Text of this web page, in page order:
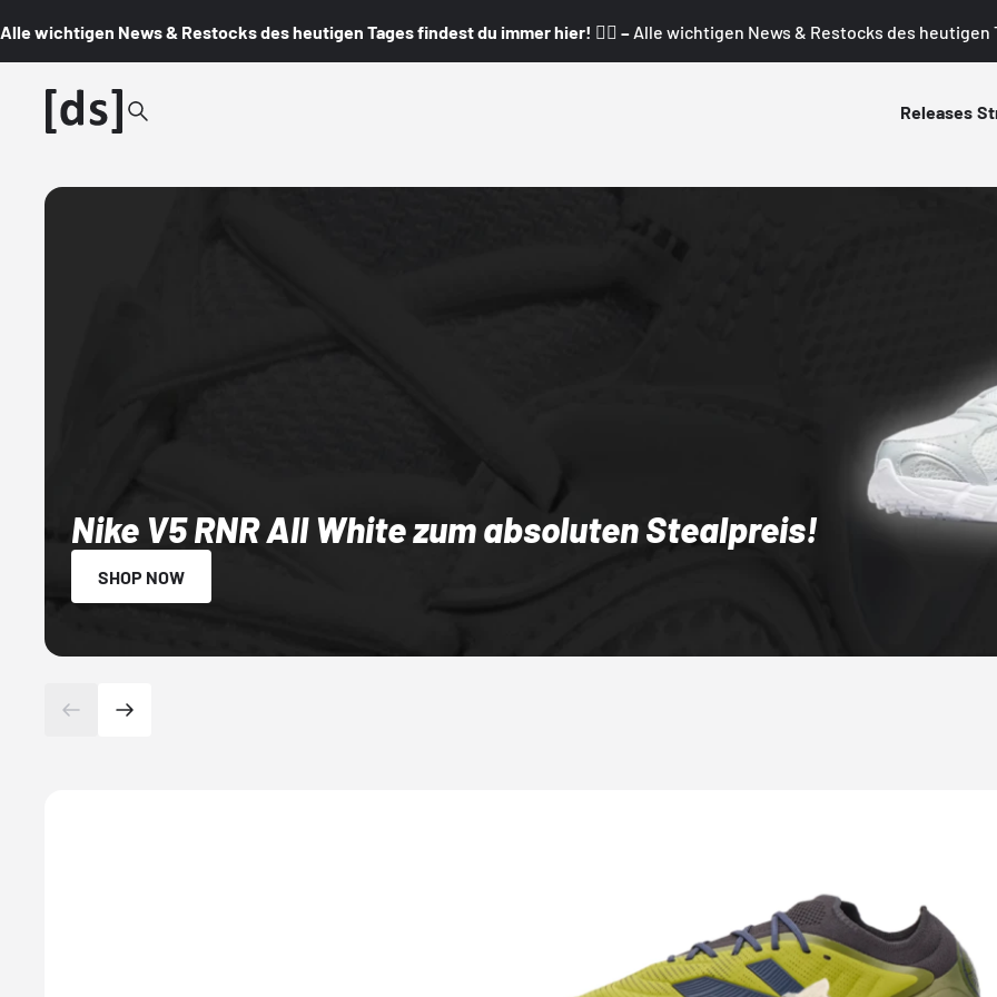
Alle wichtigen News & Restocks des heutigen Tages findest du immer hier! 👇🏼 – Alle wichtigen News & Restocks des heutigen
Releases
Nike V5 RNR All White zum absoluten Stealpreis!
SHOP NOW